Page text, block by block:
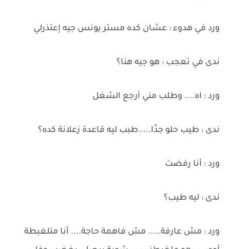
ورد في هدوء : عشان كده مستر يونس جيه إعتذرلي
ندى في تعجب : هو جيه هنا؟
ورد : اه.... وطلب مني أرجع الشغل
ندى : طيب حلو جدًا.....طبب ليه قاعدة زعلانة كده؟
ورد : أنا رفضت
ندى : ليه طيب؟
ورد : مش عارفة..... مش فاهمة حاجة.... أنا متلغبطة